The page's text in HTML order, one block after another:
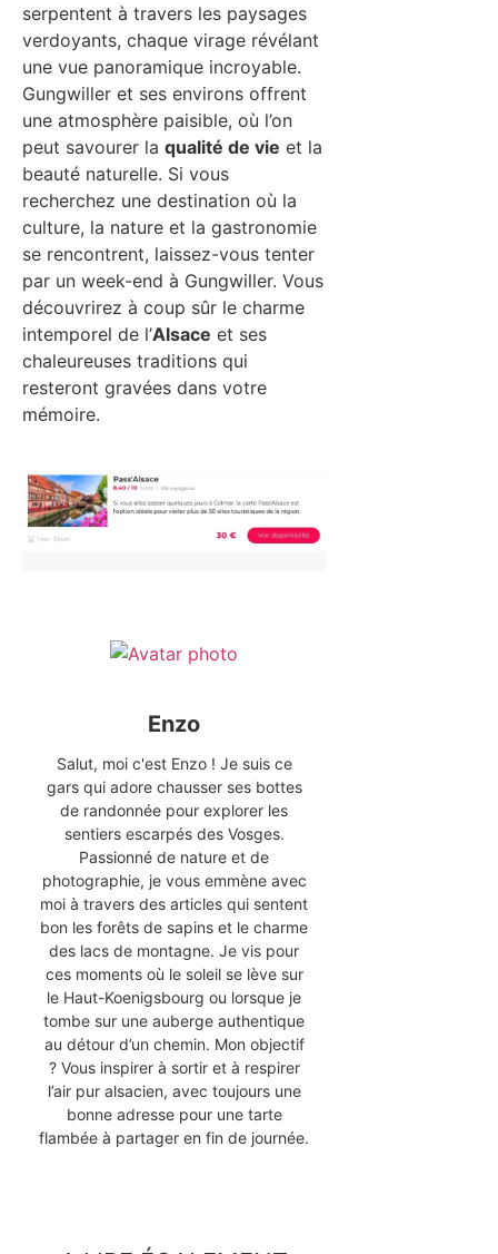
serpentent à travers les paysages
verdoyants, chaque virage révélant
une vue panoramique incroyable.
Gungwiller et ses environs offrent
une atmosphère paisible, où l’on
peut savourer la qualité de vie et la
beauté naturelle. Si vous
recherchez une destination où la
culture, la nature et la gastronomie
se rencontrent, laissez-vous tenter
par un week-end à Gungwiller. Vous
découvrirez à coup sûr le charme
intemporel de l’Alsace et ses
chaleureuses traditions qui
resteront gravées dans votre
mémoire.
Enzo
Salut, moi c'est Enzo ! Je suis ce
gars qui adore chausser ses bottes
de randonnée pour explorer les
sentiers escarpés des Vosges.
Passionné de nature et de
photographie, je vous emmène avec
moi à travers des articles qui sentent
bon les forêts de sapins et le charme
des lacs de montagne. Je vis pour
ces moments où le soleil se lève sur
le Haut-Koenigsbourg ou lorsque je
tombe sur une auberge authentique
au détour d’un chemin. Mon objectif
? Vous inspirer à sortir et à respirer
l’air pur alsacien, avec toujours une
bonne adresse pour une tarte
flambée à partager en fin de journée.